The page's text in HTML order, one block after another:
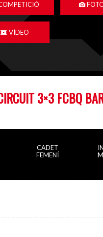
VÍDEO
3×3 FCBQ
CADET
FEMENÍ